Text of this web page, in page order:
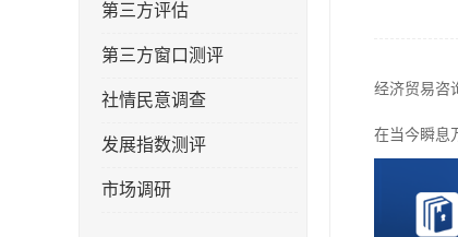
第三方评估
第三方窗口测评
社情民意调查
发展指数测评
市场调研
经济贸易咨
在当今瞬息